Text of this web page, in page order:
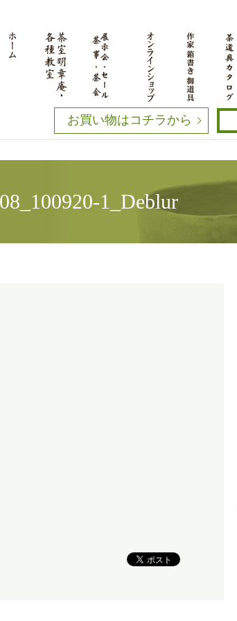
お買い物はコチラから
1_Deblur